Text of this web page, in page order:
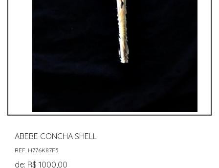
ABEBE CONCHA SHELL
REF. H776K87F5
de: R$ 1000,00